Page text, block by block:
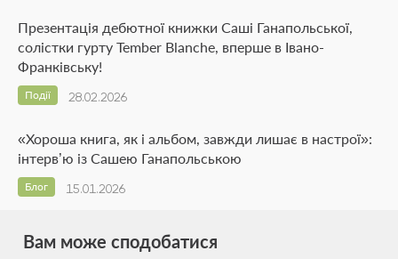
Презентація дебютної книжки Саші Ганапольської,
солістки гурту Tember Blanche, вперше в Івано-
Франківську!
28.02.2026
Події
«Хороша книга, як і альбом, завжди лишає в настрої»:
інтерв’ю із Сашею Ганапольською
15.01.2026
Блог
Вам може сподобатися